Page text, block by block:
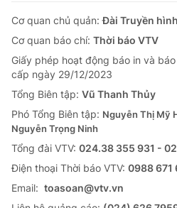
Cơ quan chủ quản:Đài Truyền
Cơ quan báo chí: Thời báo VTV
Giấy phép hoạt động báo in và
cấp ngày 29/12/2023
Tổng Biên tập: Vũ Thanh Thủy
Phó Tổng Biên tập: Nguyễn Thị Mỹ
Nguyễn Trọng Ninh
Tổng đài VTV: 024.38 355 931 -
Ðiện thoại Thời báo VTV: 0988 671
Email: toasoan@vtv.vn